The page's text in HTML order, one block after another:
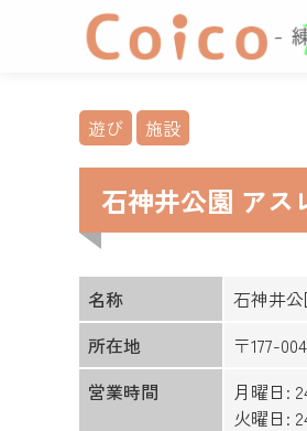
遊び 施設
石神井公園 アス
名称
石神井
所在地
〒177-
営業時間
月曜日:
火曜日: